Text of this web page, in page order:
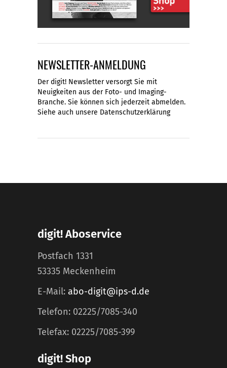
NEWSLETTER-ANMELDUNG
Der digit! Newsletter versorgt Sie mit
Neuigkeiten aus der Foto- und Imaging-
Branche. Sie können sich jederzeit abmelden.
Siehe auch unsere Datenschutzerklärung
digit! Aboservice
Postfach 1331
53335 Meckenheim
E-Mail: abo-digit@ips-d.de
Telefon: 02225/7085-340
Telefax: 02225/7085-399
digit! Shop